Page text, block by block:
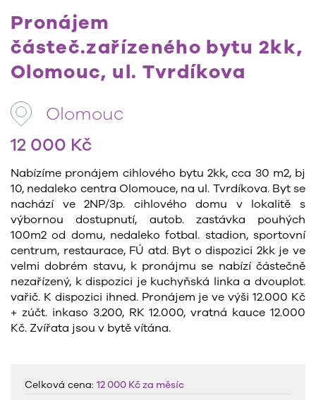
Pronájem
částeč.zařízeného bytu 2kk,
Olomouc, ul. Tvrdíkova
Olomouc
12 000 Kč
Nabízíme pronájem cihlového bytu 2kk, cca 30 m2, bj
10, nedaleko centra Olomouce, na ul. Tvrdíkova. Byt se
nachází ve 2NP/3p. cihlového domu v lokalitě s
výbornou dostupnutí, autob. zastávka pouhých
100m2 od domu, nedaleko fotbal. stadion, sportovní
centrum, restaurace, FÚ atd. Byt o dispozici 2kk je ve
velmi dobrém stavu, k pronájmu se nabízí částečně
nezařízený, k dispozici je kuchyňská linka a dvouplot.
vařič. K dispozici ihned. Pronájem je ve výši 12.000 Kč
+ zúčt. inkaso 3.200, RK 12.000, vratná kauce 12.000
Kč. Zvířata jsou v bytě vítána.
Celková cena: 12 000 Kčza měsíc